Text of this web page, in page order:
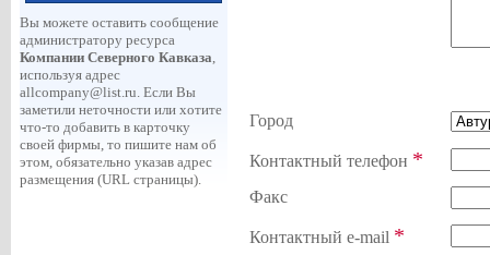
Вы можете оставить сообщение
администратору ресурса
Компании Северного Кавказа,
используя адрес
allcompany@list.ru. Если Вы
заметили неточности или хотите
что-то добавить в карточку
своей фирмы, то пишите нам об
этом, обязательно указав адрес
размещения (URL страницы).
Город
Контактный телефон *
Факс
Контактный e-mail *